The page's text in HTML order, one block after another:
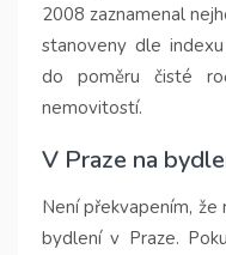
2008 zaznamenal
stanoveny dle
do poměru čisté
nemovitostí.
V Praze na
Není překvapením,
bydlení v Praze.